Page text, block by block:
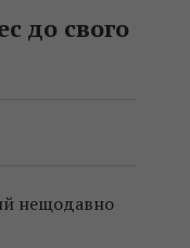
до свого
нещодавно